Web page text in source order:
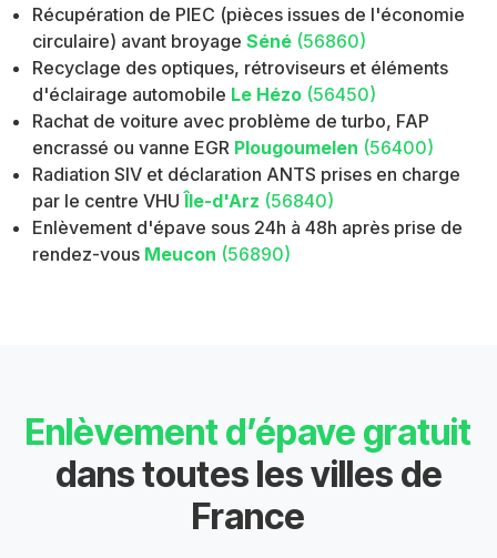
Récupération de PIEC (pièces issues de l'économie
circulaire) avant broyage Séné (56860)
Recyclage des optiques, rétroviseurs et éléments
d'éclairage automobile Le Hézo (56450)
Rachat de voiture avec problème de turbo, FAP
encrassé ou vanne EGR Plougoumelen (56400)
Radiation SIV et déclaration ANTS prises en charge
par le centre VHU Île-d'Arz (56840)
Enlèvement d'épave sous 24h à 48h après prise de
rendez-vous Meucon (56890)
Enlèvement d’épave gratuit
dans toutes les villes de
France